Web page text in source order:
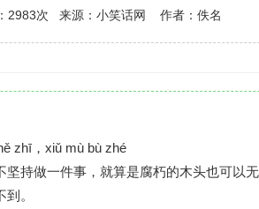
2983次 来源：小笑话网 作者：佚名
zhī，xiǔ mù bù zhé
坚持做一件事，就算是腐朽的木头也可以
。